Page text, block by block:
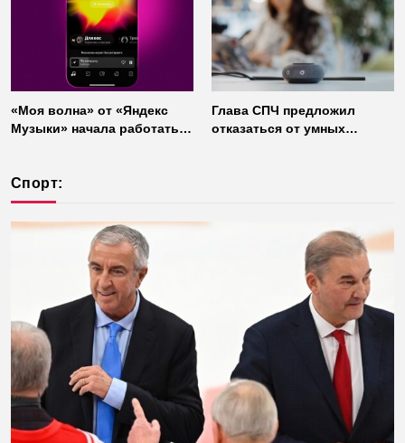
«Моя волна» от «Яндекс
Музыки» начала работать
Глава СПЧ предложил
отказаться от умных
Спорт: